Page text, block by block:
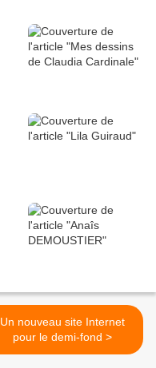
Un nouveau site Internet
pour le demi-fond >